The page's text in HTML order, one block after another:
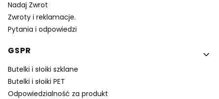
Nadaj Zwrot
Zwroty i reklamacje.
Pytania i odpowiedzi
GSPR
Butelki i słoiki szklane
Butelki i słoiki PET
Odpowiedzialność za produkt